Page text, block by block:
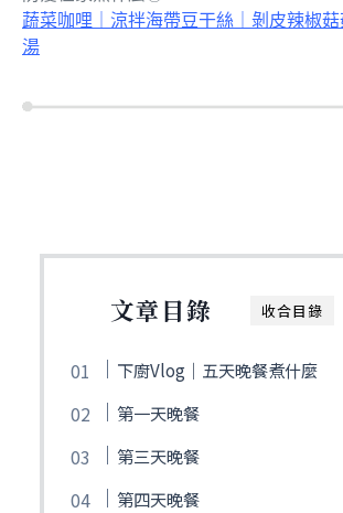
蔬菜咖哩｜涼拌海帶豆干絲｜剝皮辣椒
湯
收合目錄
文章目錄
下廚Vlog｜五天晚餐煮什麼
第一天晚餐
第三天晚餐
第四天晚餐